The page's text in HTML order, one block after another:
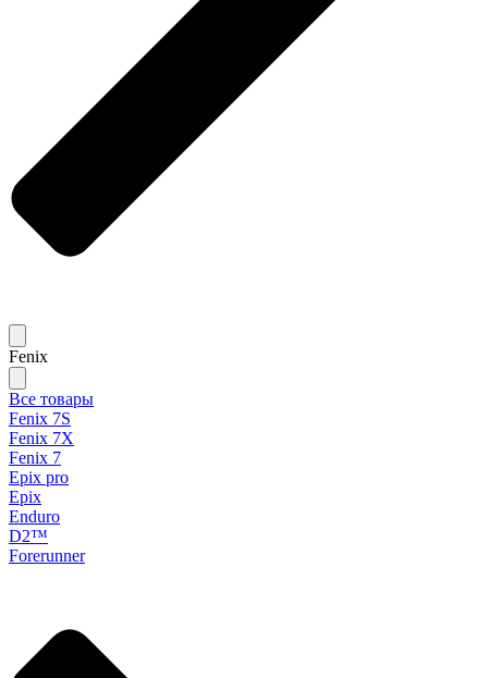
Fenix
Все товары
Fenix 7S
Fenix 7X
Fenix 7
Epix pro
Epix
Enduro
D2™
Forerunner